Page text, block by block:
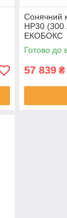
Сонячний
HP30 (300
ЕКОБОКС
Готово до
57 839 ₴